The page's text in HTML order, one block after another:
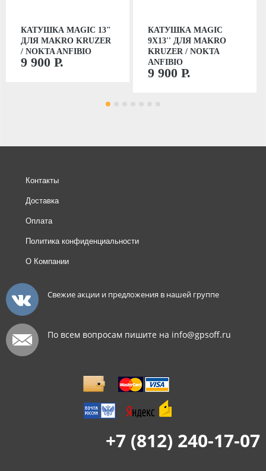
КАТУШКА MAGIC 13"
ДЛЯ MAKRO KRUZER
/ NOKTA ANFIBIO
9 900 Р.
КАТУШКА MAGIC
9Х13'' ДЛЯ MAKRO
KRUZER / NOKTA
ANFIBIO
9 900 Р.
Контакты
Доставка
Оплата
Политика конфиденциальности
О Компании
Свежие акции и предложения в нашей группе
По всем вопросам пишите на info@gpsoff.ru
+7 (812) 240-17-07